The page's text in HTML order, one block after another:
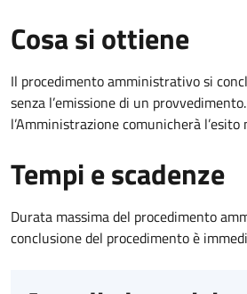
Cosa si ottiene
Il procedimento amministrativo si
senza l’emissione di un
l’Amministrazione comunicherà l’esito
Tempi e scadenze
Durata massima del procedimento
conclusione del procedimento è